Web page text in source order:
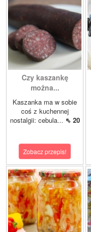
Czy kaszankę
można...
Kaszanka ma w sobie
coś z kuchennej
nostalgii: cebula... ⇖ 20
Zobacz przepis!